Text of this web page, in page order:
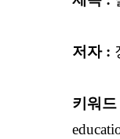
저자 :
키워드